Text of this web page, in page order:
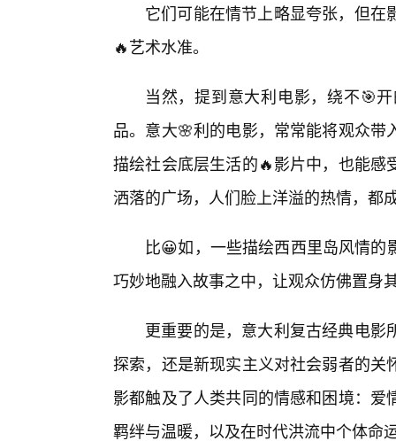
它们可能在情节上略显夸张，但
🔥艺术水准。
当然，提到意大利电影，绕不🎯
品。意大🌸利的电影，常常能将观众
描绘社会底层生活的🔥影片中，也能
洒落的广场，人们脸上洋溢的热情，都
比😀如，一些描绘西西里岛风情
巧妙地融入故事之中，让观众仿佛置身
更重要的是，意大利复古经典电
探索，还是新现实主义对社会弱者的
影都触及了人类共同的情感和困境：
羁绊与温暖，以及在时代洪流中个体命